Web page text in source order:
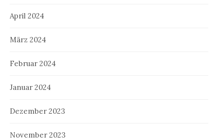
April 2024
März 2024
Februar 2024
Januar 2024
Dezember 2023
November 2023